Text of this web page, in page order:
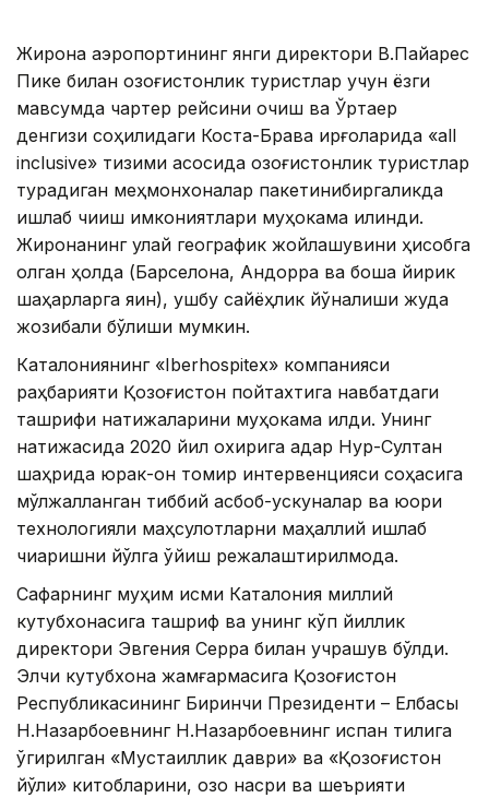
Жирона аэропортининг янги директори В.Пайарес
Пике билан қозоғистонлик туристлар учун ёзги
мавсумда чартер рейсини очиш ва Ўртаер
денгизи соҳилидаги Коста-Брава қирғоқларида «all
inclusive» тизими асосида қозоғистонлик туристлар
турадиган меҳмонхоналар пакетинибиргаликда
ишлаб чиқиш имкониятлари муҳокама қилинди.
Жиронанинг қулай географик жойлашувини ҳисобга
олган ҳолда (Барселона, ​​Андорра ва бошқа йирик
шаҳарларга яқин), ушбу сайёҳлик йўналиши жуда
жозибали бўлиши мумкин.
Каталониянинг «Iberhospitex» компанияси
раҳбарияти Қозоғистон пойтахтига навбатдаги
ташрифи натижаларини муҳокама қилди. Унинг
натижасида 2020 йил охирига қадар Нур-Султан
шаҳрида юрак-қон томир интервенцияси соҳасига
мўлжалланган тиббий асбоб-ускуналар ва юқори
технологияли маҳсулотларни маҳаллий ишлаб
чиқаришни йўлга қўйиш режалаштирилмоқда.
Сафарнинг муҳим қисми Каталония миллий
кутубхонасига ташриф ва унинг кўп йиллик
директори Эвгения Серра билан учрашув бўлди.
Элчи кутубхона жамғармасига Қозоғистон
Республикасининг Биринчи Президенти – Елбасы
Н.Назарбоевнинг Н.Назарбоевнинг испан тилига
ўгирилган «Мустақиллик даври» ва «Қозоғистон
йўли» китобларини, қозоқ насри ва шеърияти